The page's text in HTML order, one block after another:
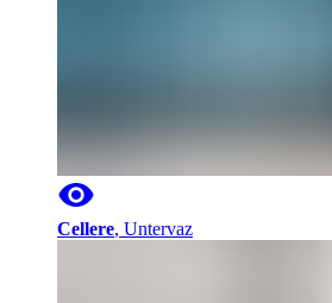
Cellere, Untervaz